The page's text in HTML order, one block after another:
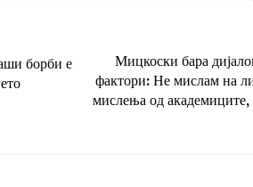
борби е
Мицкоски бара
фактори: Не мислам на
мислења од